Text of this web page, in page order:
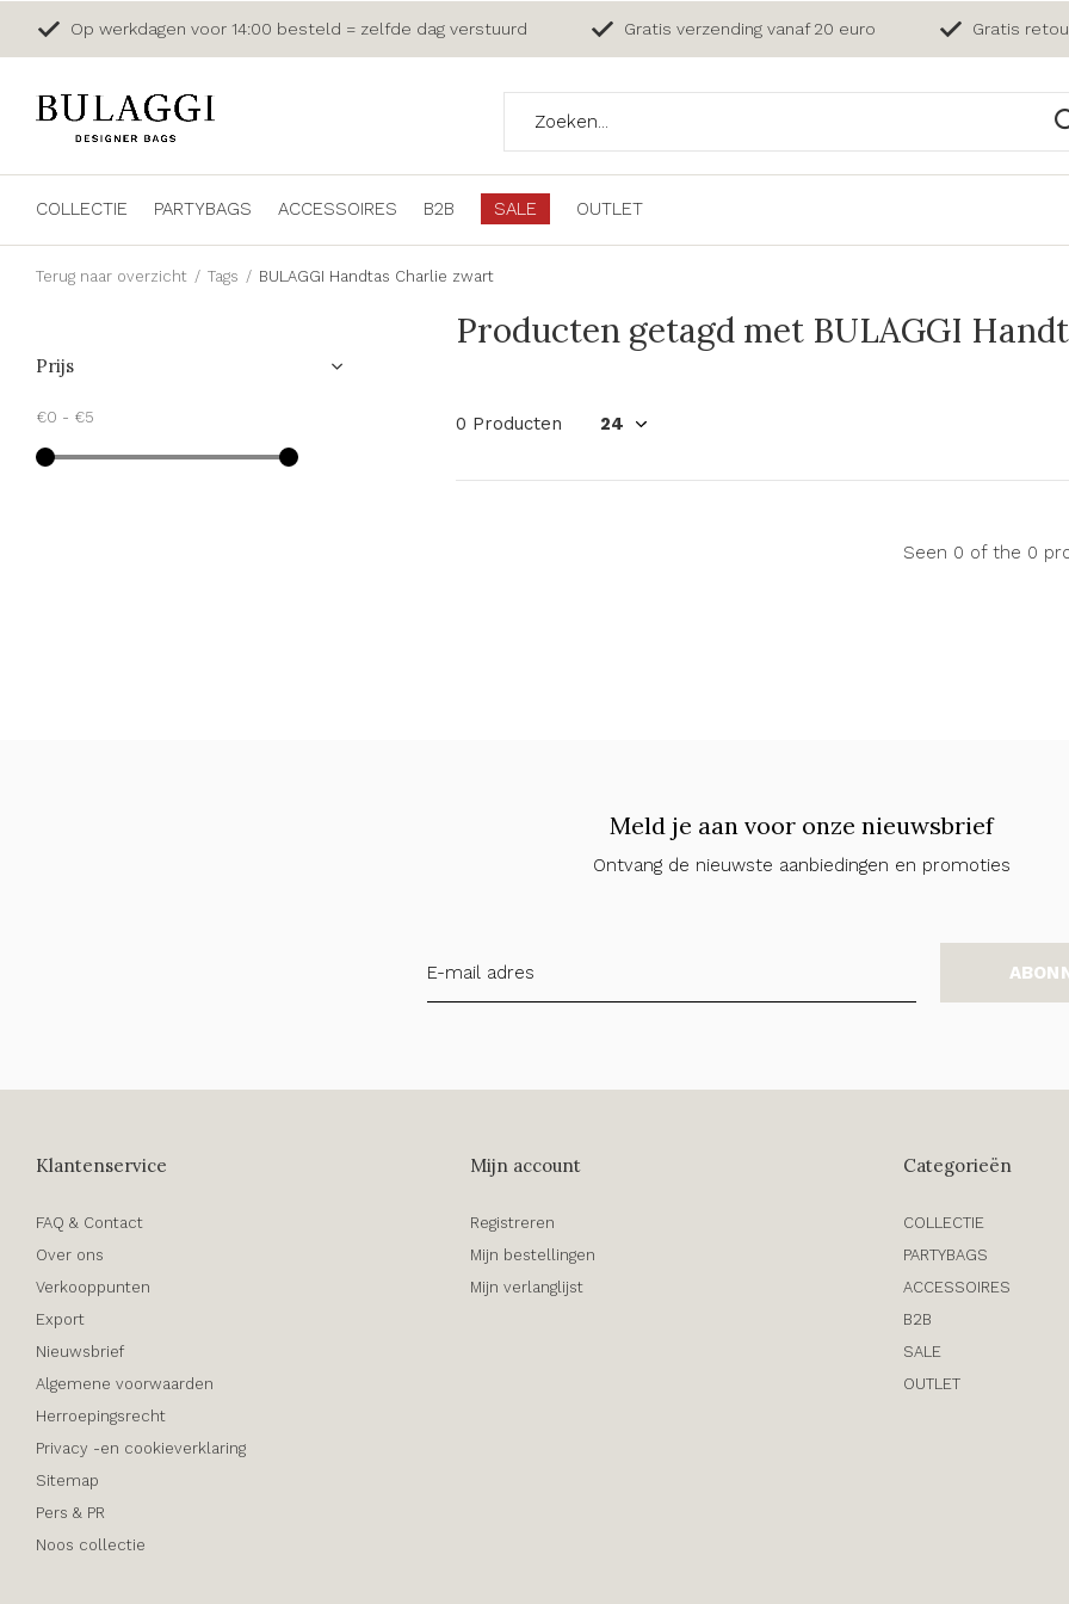
COLLECTIE PARTYBAGS ACCESSOIRES B2B SALE OUTLET
Op werkdagen voor 14:00 besteld = zelfde dag verstuurd Gratis verzending vanaf 20 euro Gratis
Terug naar overzicht Tags BULAGGI Handtas Charlie zwart
Producten getagd met BULAGGI
0 Producten
Seen 0 of the 0
Prijs
€0 - €5
Meld je aan voor onze nieuwsbrief
Ontvang de nieuwste aanbiedingen en promoties
Klantenservice
FAQ & Contact
Over ons
Verkooppunten
Export
Nieuwsbrief
Algemene voorwaarden
Herroepingsrecht
Privacy -en cookieverklaring
Sitemap
Pers & PR
Noos collectie
Mijn account
Registreren
Mijn bestellingen
Mijn verlanglijst
Categorieën
COLLECTIE
PARTYBAGS
ACCESSOIRES
B2B
SALE
OUTLET